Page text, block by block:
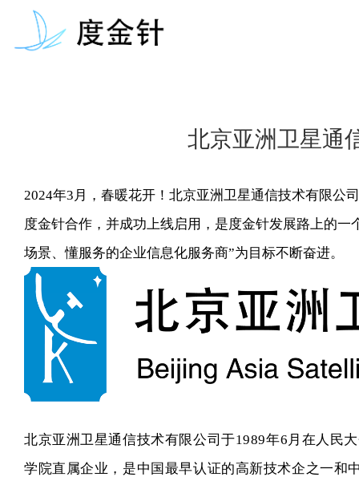
北京亚洲卫星通
2024年3月，春暖花开！ 北京亚洲卫星通信技术有限公
度金针合作，并成功上线启用，是度金针发展路上的一
场景、懂服务的企业信息化服务商”为目标不断奋进。
北京亚洲卫星通信技术有限公司于1989年6月在人民
学院直属企业，是中国最早认证的高新技术企之一和